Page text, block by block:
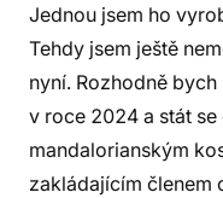
Jednou jsem ho
Tehdy jsem ještě
nyní. Rozhodně
v roce 2024 a stát se
mandalorianským
zakládajícím členem